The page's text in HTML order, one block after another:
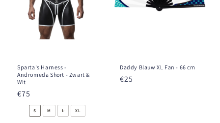
Sparta's Harness -
Andromeda Short - Zwart &
Wit
Prix
habituel
€75
S M L XL
Daddy Blauw XL Fan - 66 cm
Prix
€25